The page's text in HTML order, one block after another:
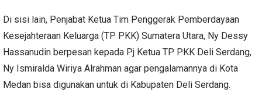
Di sisi lain, Penjabat Ketua Tim Penggerak Pemberdayaan
Kesejahteraan Keluarga (TP PKK) Sumatera Utara, Ny Dessy
Hassanudin berpesan kepada Pj Ketua TP PKK Deli Serdang,
Ny Ismiralda Wiriya Alrahman agar pengalamannya di Kota
Medan bisa digunakan untuk di Kabupaten Deli Serdang.